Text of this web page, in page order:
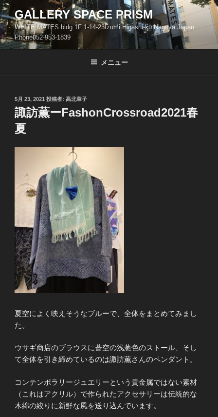
コ
ン
テ
ン
ツ
GALLERY SPACE PRISM
WHITE MATES bldg.1F 1-14-23Izumi Higashi-ku Nagoya Japan
Phone052-953-1839
メニュー
投
稿
日:
5月 23, 2021 投稿者: 高北章子
諏訪薫ーFashonCrossroad2021春
夏
夏空によく映えそうなブルーで、全体をまとめてみまし
た。
ウサギ商店のブラウスに蒼空の浅葱色のストール、そし
て全体を引き締めているのは諏訪薫さんのペンダント。
コンテンポラリージュエリーという貴金属ではない素材
（これはアクリル）で作られたアクセサリーは伝統的な
木綿の絞りに新鮮な風を送り込んでいます。